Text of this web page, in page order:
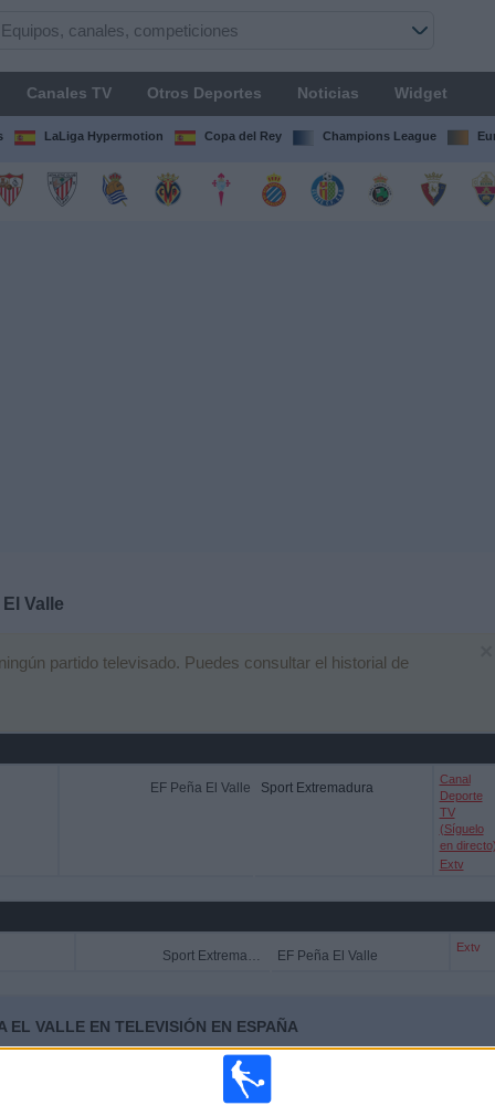
Canales TV Otros Deportes Noticias Widget
LaLiga Hypermotion Copa del Rey Champions League
Valle
partido televisado. Puedes consultar el historial de
EF Peña El Valle Sport Extremadura
Canal
Deporte
TV
(Síguelo
en
Extv
Sport Extremadura EF Peña El Valle
Extv
EL VALLE EN TELEVISIÓN EN ESPAÑA
los datos estadísticos de cuándo y dónde se televisan los partidos de